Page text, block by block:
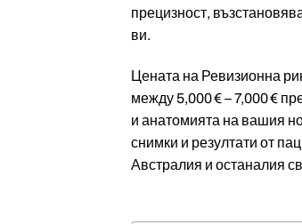
прецизност,
ви.
Цената на Ревизионна
между 5,000 € – 7,000 €
и анатомията на вашия
снимки и резултати от
Австралия и останалия